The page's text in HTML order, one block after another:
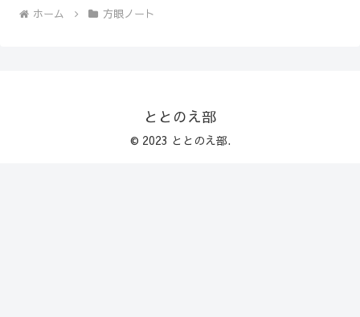
ホーム 方眼ノート
ととのえ部
© 2023 ととのえ部.